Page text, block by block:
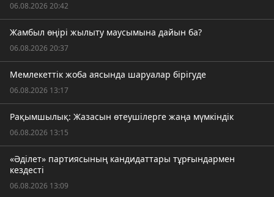
06.08.2026 20:42
Жамбыл өңірі жылыту маусымына дайын ба?
06.08.2026 20:37
Мемлекеттік жоба аясында шаруалар бірігуде
06.08.2026 13:17
Рақымшылық: Жазасын өтеушілерге жаңа мүмкіндік
06.08.2026 13:15
«Әділет» партиясының кандидаттары тұрғындармен
кездесті
06.08.2026 13:09